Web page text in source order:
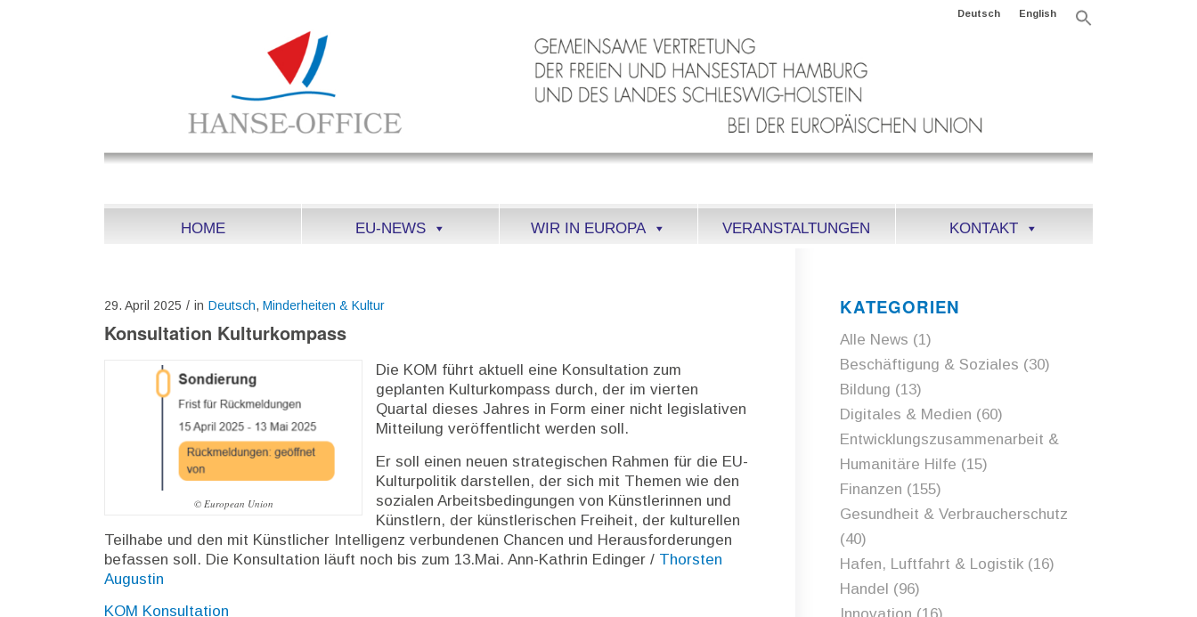
Deutsch English
HOME EU-NEWS WIR IN EUROPA VERANSTALTUNGEN KONTAKT
29. April 2025 / in Deutsch,Minderheiten & Kultur
Konsultation Kulturkompass
© European Union
Die KOM führt aktuell eine Konsultation zum
geplanten Kulturkompass durch, der im vierten
Quartal dieses Jahres in Form einer nicht legislativen
Mitteilung veröffentlicht werden soll.
Er soll einen neuen strategischen Rahmen für die EU-
Kulturpolitik darstellen, der sich mit Themen wie den
sozialen Arbeitsbedingungen von Künstlerinnen und
Künstlern, der künstlerischen Freiheit, der kulturellen
Teilhabe und den mit Künstlicher Intelligenz verbundenen Chancen und Herausforderungen
befassen soll. Die Konsultation läuft noch bis zum 13.Mai. Ann-Kathrin Edinger / Thorsten
Augustin
KOM Konsultation
KATEGORIEN
Alle News (1)
Beschäftigung & Soziales (30)
Bildung (13)
Digitales & Medien (60)
Entwicklungszusammenarbeit &
Humanitäre Hilfe (15)
Finanzen (155)
Gesundheit & Verbraucherschutz
(40)
Hafen, Luftfahrt & Logistik(16)
Handel (96)